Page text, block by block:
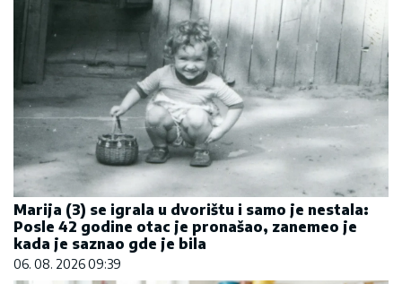
Marija (3) se igrala u dvorištu i samo je nestala:
Posle 42 godine otac je pronašao, zanemeo je
kada je saznao gde je bila
06. 08. 2026 09:39